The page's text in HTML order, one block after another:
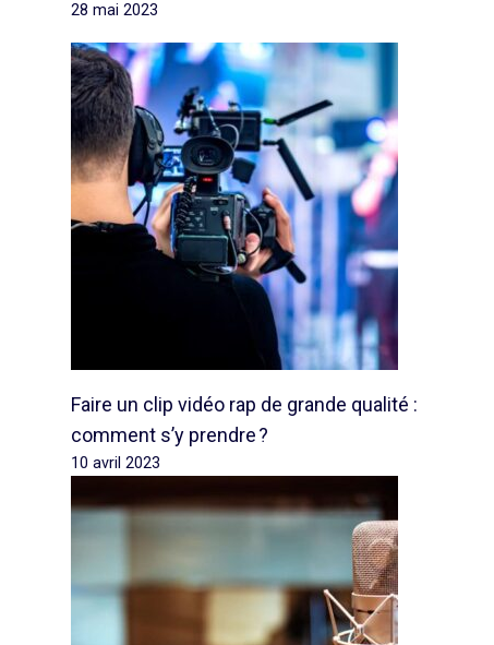
28 mai 2023
Faire un clip vidéo rap de grande qualité :
comment s’y prendre ?
10 avril 2023